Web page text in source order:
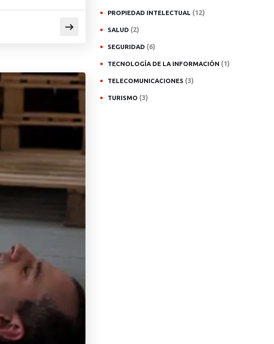
PROPIEDAD INTELECTUAL (12)
SALUD (2)
SEGURIDAD (6)
TECNOLOGÍA DE LA INFORMACIÓN (1)
TELECOMUNICACIONES (3)
TURISMO (3)